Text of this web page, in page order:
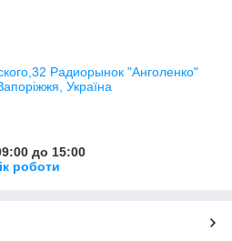
Радиорынок "Анголенко"
Україна
до 15:00
роботи